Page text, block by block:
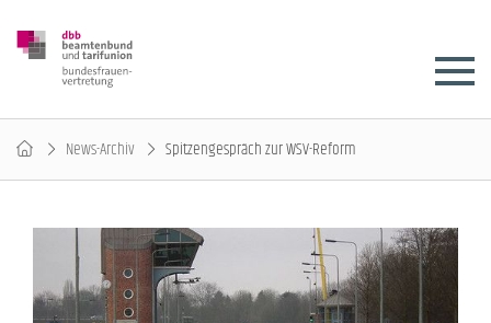
News-Archiv Spitzengespräch zur WSV-Reform